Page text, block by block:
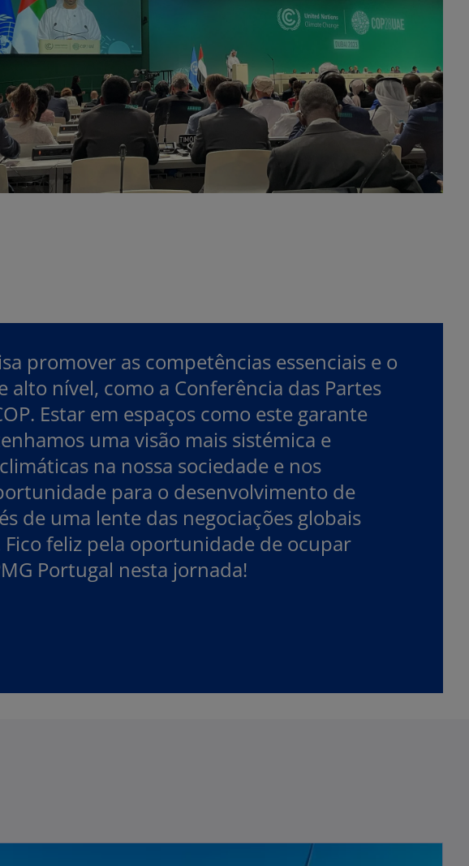
promover as competências essenciais e o
nível, como a Conferência das Partes
Estar em espaços como este garante
uma visão mais sistémica e
na nossa sociedade e nos
para o desenvolvimento de
de uma lente das negociações globais
feliz pela oportunidade de ocupar
Portugal nesta jornada!